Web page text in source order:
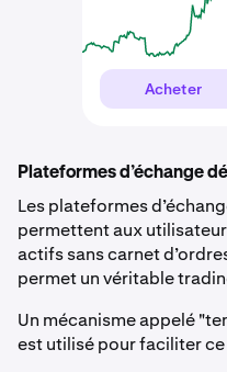
Acheter
Plateformes d’échange
Les plateformes
permettent aux
actifs sans carnet
permet un véritable
Un mécanisme appelé
est utilisé pour faciliter